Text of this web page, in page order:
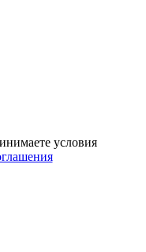
условия